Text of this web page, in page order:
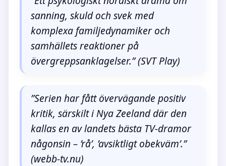
sanning, skuld och svek med
komplexa familjedynamiker och
samhällets reaktioner på
övergreppsanklagelser.” (SVT Play)
”Serien har fått övervägande positiv
kritik, särskilt i Nya Zeeland där den
kallas en av landets bästa TV-dramor
någonsin – ’rå’, ’avsiktligt obekväm’.”
(webb-tv.nu)